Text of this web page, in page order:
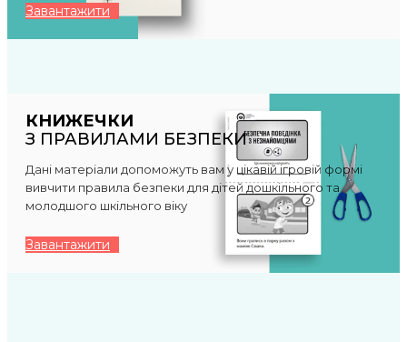
Завантажити
КНИЖЕЧКИ
З ПРАВИЛАМИ БЕЗПЕКИ
Дані матеріали допоможуть вам у цікавій ігровій формі
вивчити правила безпеки для дітей дошкільного та
молодшого шкільного віку
Завантажити